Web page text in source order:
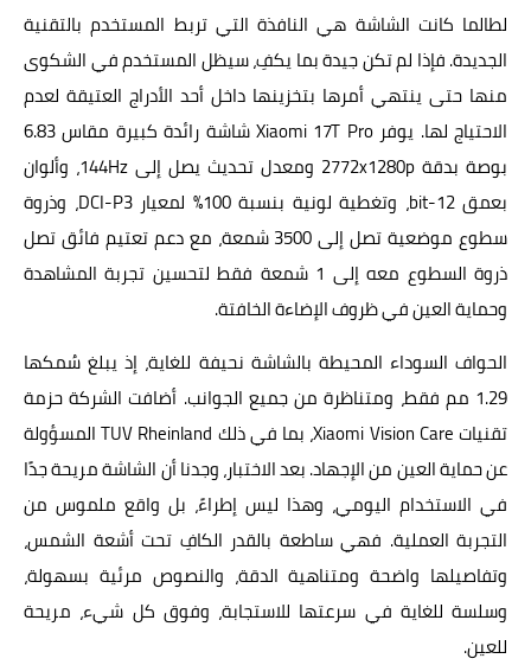
لطالما كانت الشاشة هي النافذة التي تربط المستخدم بالتقنية
الجديدة. فإذا لم تكن جيدة بما يكفِ، سيظل المستخدم في الشكوى
منها حتى ينتهي أمرها بتخزينها داخل أحد الأدراج العتيقة لعدم
الاحتياج لها. يوفر Xiaomi 17T Pro شاشة رائدة كبيرة مقاس 6.83
بوصة بدقة 2772x1280p ومعدل تحديث يصل إلى 144Hz، وألوان
بعمق 12-bit، وتغطية لونية بنسبة 100% لمعيار DCI-P3، وذروة
سطوع موضعية تصل إلى 3500 شمعة، مع دعم تعتيم فائق تصل
ذروة السطوع معه إلى 1 شمعة فقط لتحسين تجربة المشاهدة
وحماية العين في ظروف الإضاءة الخافتة.
الحواف السوداء المحيطة بالشاشة نحيفة للغاية، إذ يبلغ سُمكها
1.29 مم فقط، ومتناظرة من جميع الجوانب. أضافت الشركة حزمة
تقنيات Xiaomi Vision Care، بما في ذلك TUV Rheinland المسؤولة
عن حماية العين من الإجهاد. بعد الاختبار، وجدنا أن الشاشة مريحة جدًا
في الاستخدام اليومي، وهذا ليس إطراءً، بل واقع ملموس من
التجربة العملية. فهي ساطعة بالقدر الكافِ تحت أشعة الشمس،
وتفاصيلها واضحة ومتناهية الدقة، والنصوص مرئية بسهولة،
وسلسة للغاية في سرعتها للاستجابة، وفوق كل شيء، مريحة
للعين.